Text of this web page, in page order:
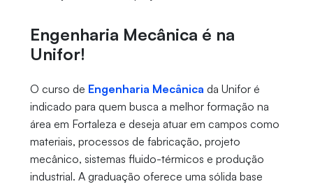
Engenharia Mecânica é na
Unifor!
O curso de Engenharia Mecânica da Unifor é
indicado para quem busca a melhor formação na
área em Fortaleza e deseja atuar em campos como
materiais, processos de fabricação, projeto
mecânico, sistemas fluido-térmicos e produção
industrial. A graduação oferece uma sólida base